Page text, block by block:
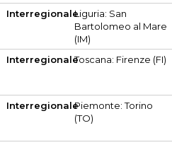
InterregionaleLiguria: San
Bartolomeo al Mare
(IM)
InterregionaleToscana: Firenze (FI)
InterregionalePiemonte: Torino
(TO)